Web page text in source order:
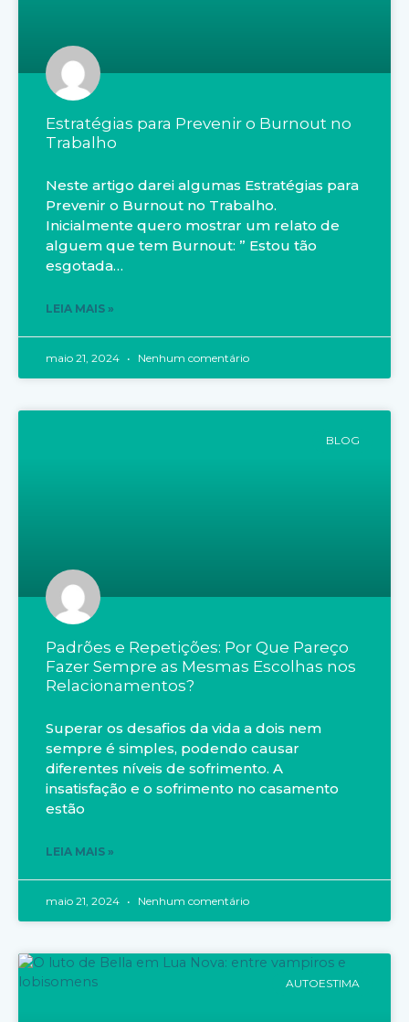
Estratégias para Prevenir o Burnout no
Trabalho
Neste artigo darei algumas Estratégias para
Prevenir o Burnout no Trabalho.
Inicialmente quero mostrar um relato de
alguem que tem Burnout: ” Estou tão
esgotada…
LEIA MAIS »
maio 21, 2024 Nenhum comentário
BLOG
Padrões e Repetições: Por Que Pareço
Fazer Sempre as Mesmas Escolhas nos
Relacionamentos?
Superar os desafios da vida a dois nem
sempre é simples, podendo causar
diferentes níveis de sofrimento. A
insatisfação e o sofrimento no casamento
estão
LEIA MAIS »
maio 21, 2024 Nenhum comentário
AUTOESTIMA